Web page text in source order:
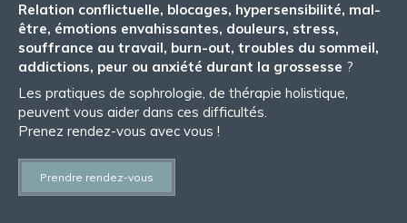
Relation conflictuelle, blocages, hypersensibilité, mal-
être, émotions envahissantes, douleurs, stress,
souffrance au travail, burn-out, troubles du sommeil,
addictions, peur ou anxiété durant la grossesse ?
Les pratiques de sophrologie, de thérapie holistique,
peuvent vous aider dans ces difficultés.
Prenez rendez-vous avec vous !
Prendre rendez-vous